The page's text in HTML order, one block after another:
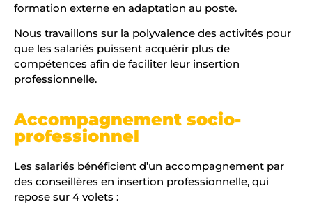
formation externe en adaptation au poste.
Nous travaillons sur la polyvalence des activités pour
que les salariés puissent acquérir plus de
compétences afin de faciliter leur insertion
professionnelle.
Accompagnement socio-
professionnel
Les salariés bénéficient d’un accompagnement par
des conseillères en insertion professionnelle, qui
repose sur 4 volets :